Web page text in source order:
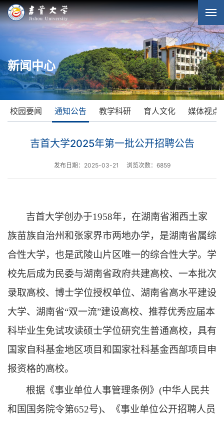
新闻中心
校园要闻 通知公告 教学科研 育人文化 媒体视点
吉首大学2025年第一批公开招聘公告
发布日期：2025-03-21 浏览次数： 6859
吉首大学创办于1958年，在湖南省湘西土家
族苗族自治州和张家界市两地办学，是湖南省属综
合性大学，也是武陵山片区唯一的综合性大学。学
校先后成为民委与湖南省政府共建高校、一本批次
录取高校、博士学位授权单位、湖南省高水平建设
大学、湖南省“双一流”建设高校、推荐优秀应届本
科毕业生免试攻读硕士学位研究生普通高校， 具有
国家自科基金地区项目和国家社科基金西部项目申
报资格的高校。
根据《事业单位人事管理条例》 (中华人民共
和国国务院令第652号)、《事业单位公开招聘人员